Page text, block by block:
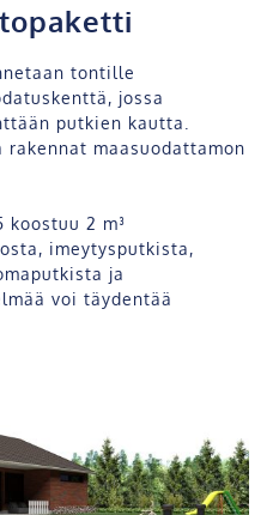
tontille
jossa
putkien kautta.
maasuodattamon
2 m³
imeytysputkista,
ja
voi täydentää